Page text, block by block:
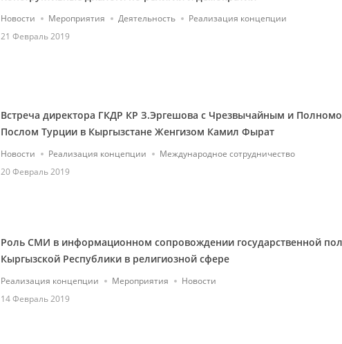
Новости Мероприятия Деятельность
Реализация концепции
21 Февраль 2019
Встреча директора ГКДР КР З.Эргешова с Чрезвычайным и
Послом Турции в Кыргызстане Женгизом Камил Фырат
Новости Реализация концепции
Международное сотрудничество
20 Февраль 2019
Роль СМИ в информационном сопровождении государственной
Кыргызской Республики в религиозной сфере
Реализация концепции Мероприятия
Новости
14 Февраль 2019